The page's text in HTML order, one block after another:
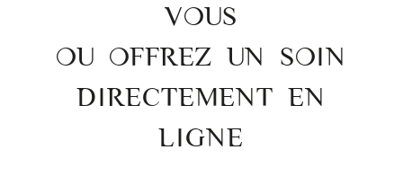
VOUS
OU OFFREZ UN SOIN
DIRECTEMENT EN
LIGNE